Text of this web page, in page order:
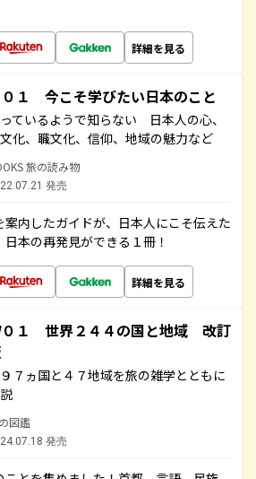
詳細を見る
０１ 今こそ学びたい日本のこと
ているようで知らない 日本人の心、
化、職文化、信仰、地域の魅力など
旅の読み物
発売
案内したガイドが、日本人にこそ伝えた
本の再発見ができる１冊！
詳細を見る
１ 世界２４４の国と地域 改訂
７ヵ国と４７地域を旅の雑学とともに
図鑑
発売